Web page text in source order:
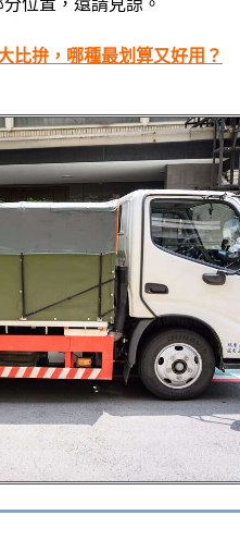
比拚，哪種最划算又好用？